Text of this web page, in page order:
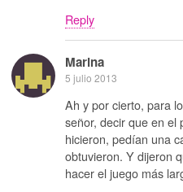
Reply
Marina
5 julio 2013
Ah y por cierto, para
señor, decir que en el
hicieron, pedían una
obtuvieron. Y dijeron
hacer el juego más